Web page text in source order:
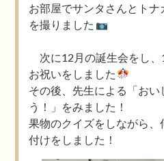
お部屋でサンタさんとト
を撮りました
次に12月の誕生会をし
お祝いをしました
その後、先生による「おい
う！」をみました！
果物のクイズをしながら、
付けをしました！